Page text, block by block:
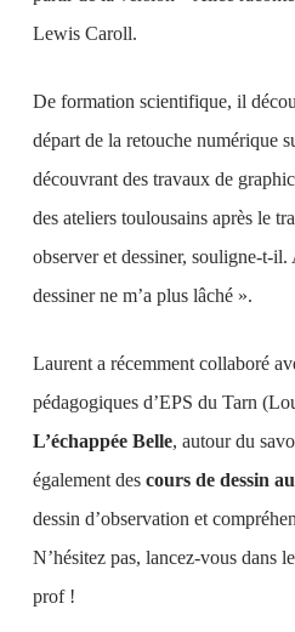
Lewis Caroll.
De formation scientifique, il
départ de la retouche numérique
découvrant des travaux de
des ateliers toulousains après le
observer et dessiner, souligne-t-
dessiner ne m’a plus lâché ».
Laurent a récemment collaboré
pédagogiques d’EPS du Tarn
L’échappée Belle, autour du
également des cours de dessin
dessin d’observation et
N’hésitez pas, lancez-vous dans
prof !